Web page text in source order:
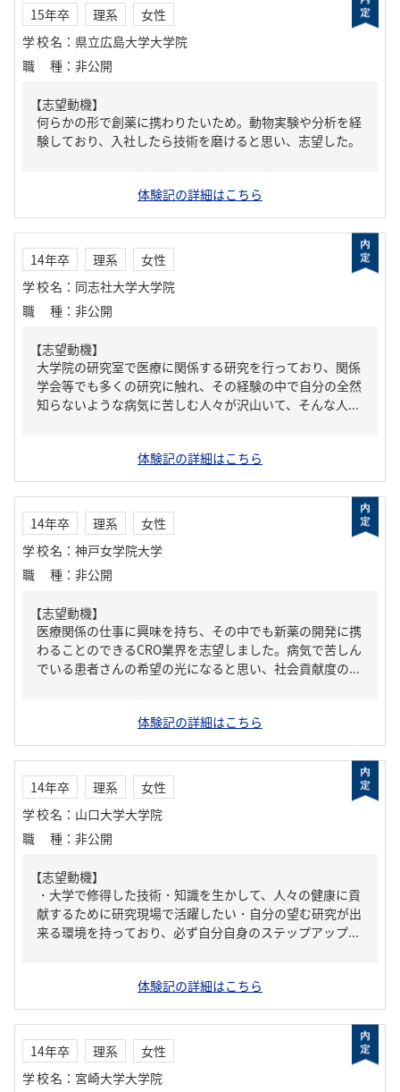
15年卒 理系
女性
学校名 ： 県立広島大学大学院
職種 ： 非公開
【志望動機】
何らかの形で創薬に携わりたいため。動物実験や分析を経
験しており、入社したら技術を磨けると思い、志望した。
体験記の詳細はこちら
14年卒 理系
女性
学校名 ： 同志社大学大学院
職種 ： 非公開
【志望動機】
大学院の研究室で医療に関係する研究を行っており、関係
学会等でも多くの研究に触れ、その経験の中で自分の全然
知らないような病気に苦しむ人々が沢山いて、そんな人...
体験記の詳細はこちら
14年卒 理系
女性
学校名 ： 神戸女学院大学
職種 ： 非公開
【志望動機】
医療関係の仕事に興味を持ち、その中でも新薬の開発に携
わることのできるCRO業界を志望しました。病気で苦しん
でいる患者さんの希望の光になると思い、社会貢献度の...
体験記の詳細はこちら
14年卒 理系
女性
学校名 ： 山口大学大学院
職種 ： 非公開
【志望動機】
・大学で修得した技術・知識を生かして、人々の健康に貢
献するために研究現場で活躍したい・自分の望む研究が出
来る環境を持っており、必ず自分自身のステップアップ...
体験記の詳細はこちら
14年卒 理系
女性
学校名 ： 宮崎大学大学院